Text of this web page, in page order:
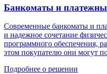
Банкоматы и
Современные банкоматы и
и надежное сочетание
программного обеспечения,
этом покупателю они могут
Подробнее о решении